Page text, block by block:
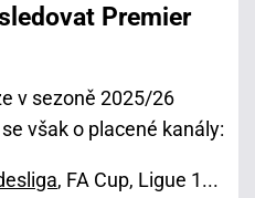
Premier
v sezoně 2025/26
však o placené kanály:
, FA Cup, Ligue 1...